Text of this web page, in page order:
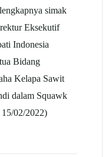
simak
Eksekutif
Indonesia
Bidang
Kelapa Sawit
dalam Squawk
02/2022)